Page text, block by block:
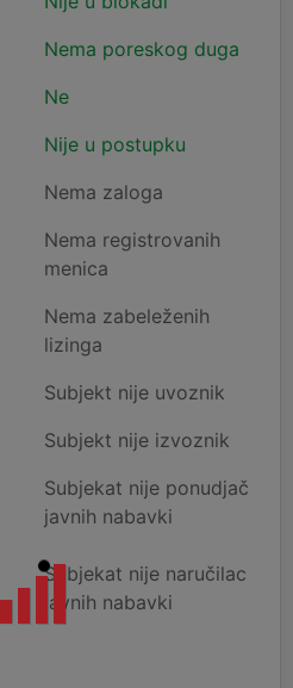
Nema poreskog duga
Ne
Nije u postupku
Nema zaloga
Nema registrovanih
menica
Nema zabeleženih
lizinga
Subjekt nije uvoznik
Subjekt nije izvoznik
Subjekat nije ponudjač
javnih nabavki
Subjekat nije naručilac
javnih nabavki